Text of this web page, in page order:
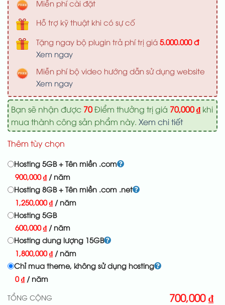
Miễn phí cài đặt
Hỗ trợ kỹ thuật khi có sự cố
Tặng ngay bộ plugin trả phí trị giá 5.000.000 đ
Xem ngay
Miễn phí bộ video hướng dẫn sử dụng website
Xem ngay
Bạn sẽ nhận được 70Điểm thưởng trị giá 70,000₫khi
mua thành công sản phẩm này. Xem chi tiết
Thêm tùy chọn
Hosting 5GB + Tên miền .com
900,000₫ / năm
Hosting 8GB + Tên miền .com .net
1,250,000₫ / năm
Hosting 5GB
600,000₫ / năm
Hosting dung lượng 15GB
1,800,000₫ / năm
Chỉ mua theme, không sử dụng hosting
0₫ / năm
TỔNG CỘNG
700,000₫